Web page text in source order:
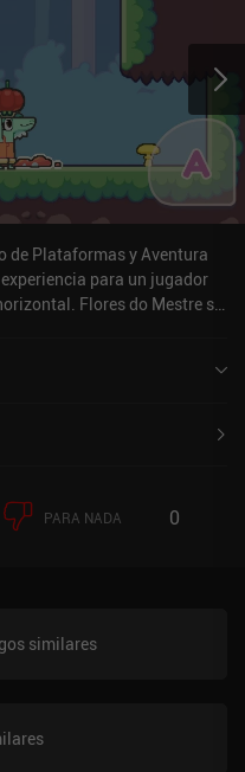
de Plataformas y Aventura
para un jugador
Flores do Mestre se
PARA NADA 0
similares